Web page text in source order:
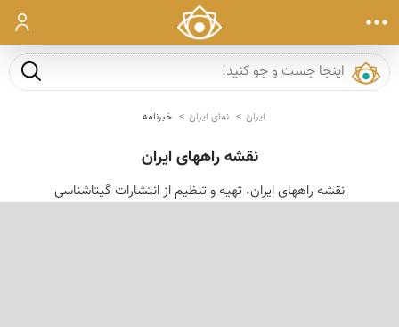
ورود
جست و
ایران نمای ایران خبرنامه
نقشه راههای ایران
نقشه راههای ایران، تهیه و تنظیم از انتشارات گیتاشناسی